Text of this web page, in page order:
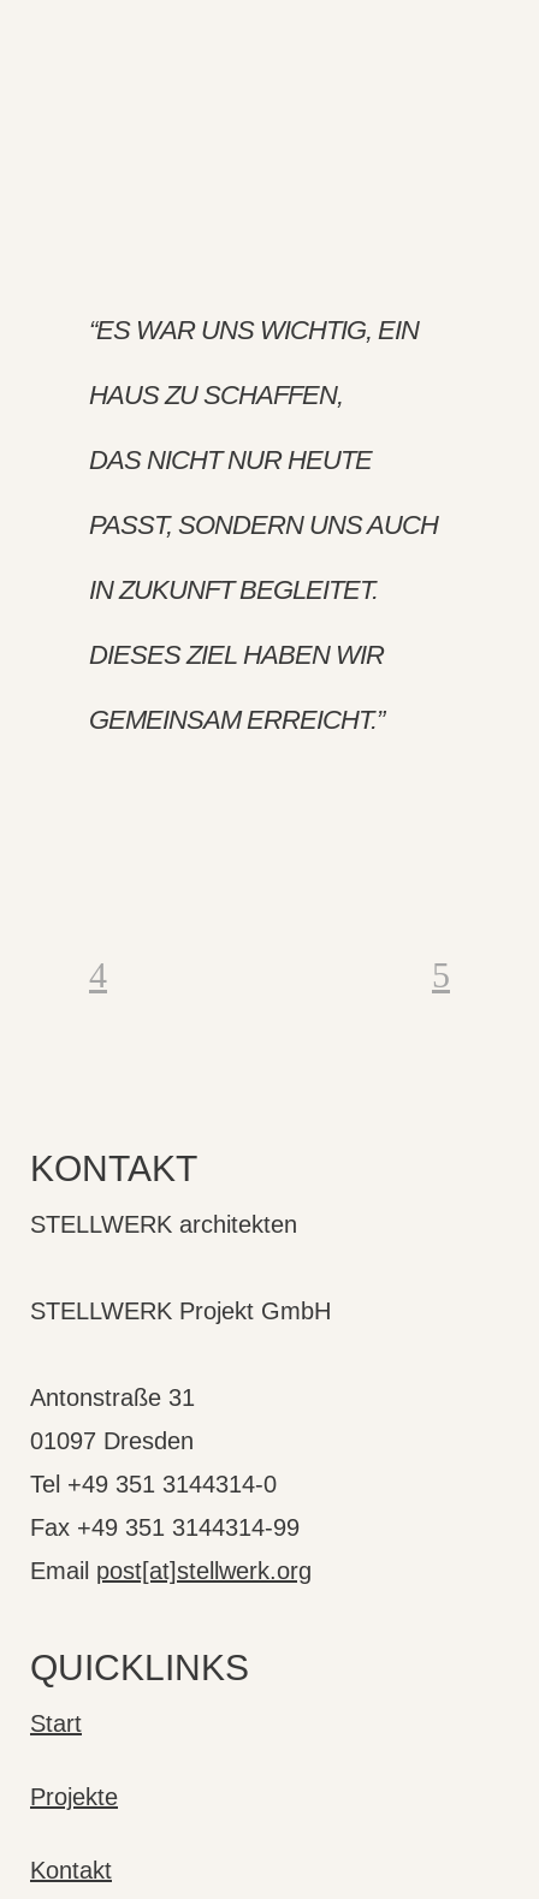
“ES WAR UNS WICHTIG, EIN
HAUS ZU SCHAFFEN,
DAS NICHT NUR HEUTE
PASST, SONDERN UNS AUCH
IN ZUKUNFT BEGLEITET.
DIESES ZIEL HABEN WIR
GEMEINSAM ERREICHT.”
KONTAKT
STELLWERK architekten
STELLWERK Projekt GmbH
Antonstraße 31
01097 Dresden
Tel +49 351 3144314-0
Fax +49 351 3144314-99
Email post[at]stellwerk.org
QUICKLINKS
Start
Projekte
Kontakt